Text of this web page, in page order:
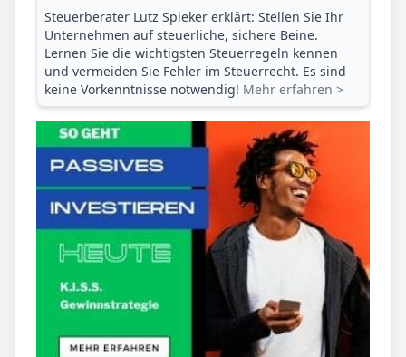
Steuerberater Lutz Spieker erklärt: Stellen Sie Ihr
Unternehmen auf steuerliche, sichere Beine.
Lernen Sie die wichtigsten Steuerregeln kennen
und vermeiden Sie Fehler im Steuerrecht. Es sind
keine Vorkenntnisse notwendig! Mehr erfahren >